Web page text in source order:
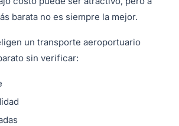
barata no es siempre la mejor.
un transporte aeroportuario
sin verificar: